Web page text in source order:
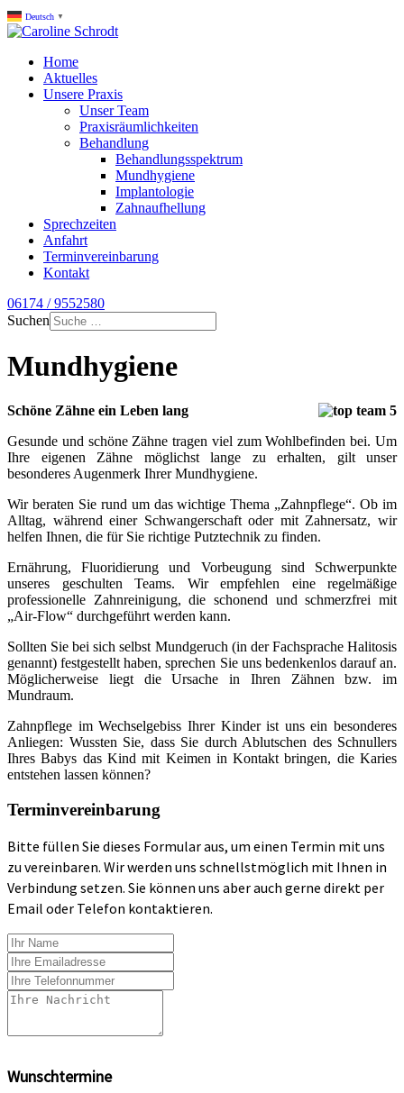
Deutsch ▼
Home
Aktuelles
Unsere Praxis
Unser Team
Praxisräumlichkeiten
Behandlung
Behandlungsspektrum
Mundhygiene
Implantologie
Zahnaufhellung
Sprechzeiten
Anfahrt
Terminvereinbarung
Kontakt
06174 / 9552580
Suchen
Mundhygiene
Schöne Zähne ein Leben lang
Gesunde und schöne Zähne tragen viel zum Wohlbefinden bei. Um
Ihre eigenen Zähne möglichst lange zu erhalten, gilt unser
besonderes Augenmerk Ihrer Mundhygiene.
Wir beraten Sie rund um das wichtige Thema „Zahnpflege“. Ob im
Alltag, während einer Schwangerschaft oder mit Zahnersatz, wir
helfen Ihnen, die für Sie richtige Putztechnik zu finden.
Ernährung, Fluoridierung und Vorbeugung sind Schwerpunkte
unseres geschulten Teams. Wir empfehlen eine regelmäßige
professionelle Zahnreinigung, die schonend und schmerzfrei mit
„Air-Flow“ durchgeführt werden kann.
Sollten Sie bei sich selbst Mundgeruch (in der Fachsprache Halitosis
genannt) festgestellt haben, sprechen Sie uns bedenkenlos darauf an.
Möglicherweise liegt die Ursache in Ihren Zähnen bzw. im
Mundraum.
Zahnpflege im Wechselgebiss Ihrer Kinder ist uns ein besonderes
Anliegen: Wussten Sie, dass Sie durch Ablutschen des Schnullers
Ihres Babys das Kind mit Keimen in Kontakt bringen, die Karies
entstehen lassen können?
Terminvereinbarung
Bitte füllen Sie dieses Formular aus, um einen Termin mit uns
zu vereinbaren. Wir werden uns schnellstmöglich mit Ihnen in
Verbindung setzen. Sie können uns aber auch gerne direkt per
Email oder Telefon kontaktieren.
Wunschtermine